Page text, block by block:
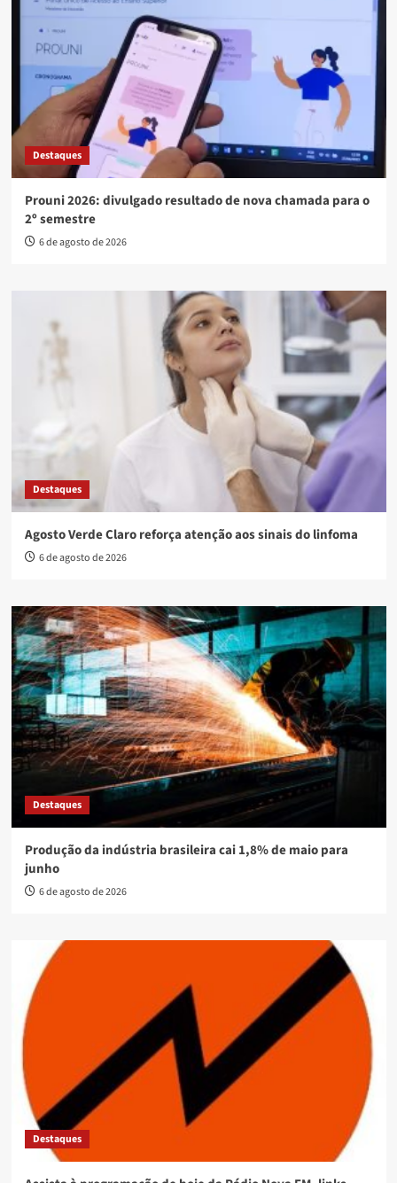
Destaques
Prouni 2026: divulgado resultado de nova chamada para o
2º semestre
6 de agosto de 2026
Destaques
Agosto Verde Claro reforça atenção aos sinais do linfoma
6 de agosto de 2026
Destaques
Produção da indústria brasileira cai 1,8% de maio para
junho
6 de agosto de 2026
Destaques